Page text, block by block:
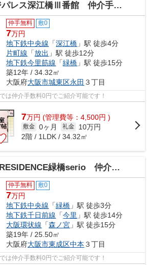
レス深江橋Ⅲ番館 仲介手数料無料
仲手無料 敷0
7万円
地下鉄中央線 「深江橋 」駅 徒歩4分
片町線 「放出 」駅 徒歩12分
地下鉄今里筋線 「緑橋 」駅 徒歩15分
築12年 / 34.32㎡
大阪府大阪市城東区永田 ３丁目
は仲介手数料0円でご紹介可能です！
7万円 (管理費等：4,500円 )
敷金 0ヶ月 礼金
10万円
2階 / 1LDK / 34.32㎡
緑橋serio 仲介手数料無料
仲手無料 敷0
7万円
地下鉄中央線 「緑橋 」駅 徒歩3分
地下鉄千日前線 「今里 」駅 徒歩14分
大阪環状線 「森ノ宮 」駅 徒歩15分
築19年 / 25.50㎡
大阪府大阪市東成区中本 ３丁目
は仲介手数料0円でご紹介可能です！